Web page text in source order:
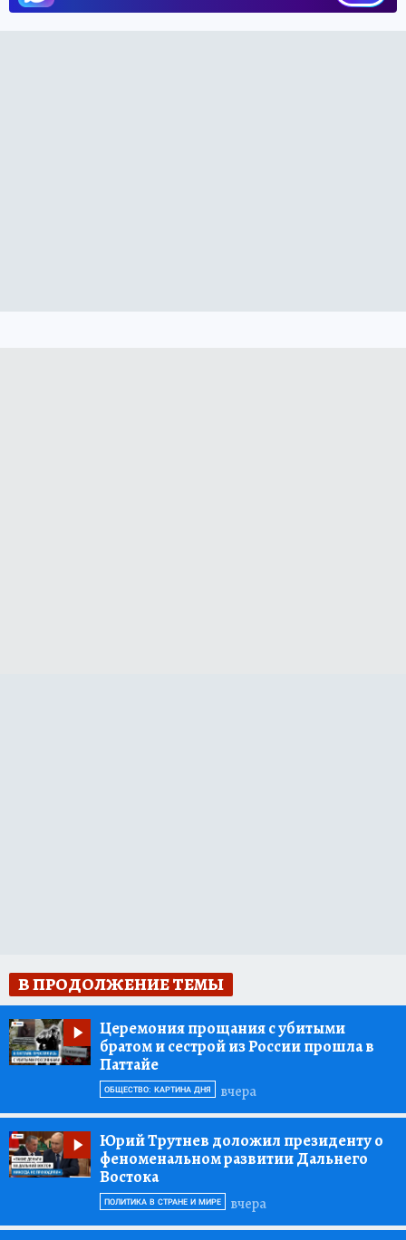
В ПРОДОЛЖЕНИЕ ТЕМЫ
Церемония прощания с убитыми
братом и сестрой из России прошла в
Паттайе
вчера
ОБЩЕСТВО: КАРТИНА ДНЯ
Юрий Трутнев доложил президенту о
феноменальном развитии Дальнего
Востока
вчера
ПОЛИТИКА В СТРАНЕ И МИРЕ